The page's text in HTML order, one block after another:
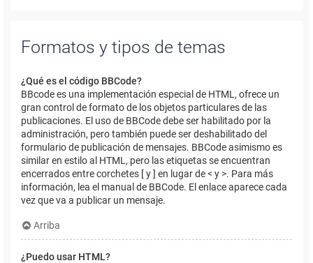
Formatos y tipos de temas
¿Qué es el código BBCode?
BBcode es una implementación especial de HTML, ofrece un
gran control de formato de los objetos particulares de las
publicaciones. El uso de BBCode debe ser habilitado por la
administración, pero también puede ser deshabilitado del
formulario de publicación de mensajes. BBCode asimismo es
similar en estilo al HTML, pero las etiquetas se encuentran
encerrados entre corchetes [ y ] en lugar de < y >. Para más
información, lea el manual de BBCode. El enlace aparece cada
vez que va a publicar un mensaje.
Arriba
¿Puedo usar HTML?